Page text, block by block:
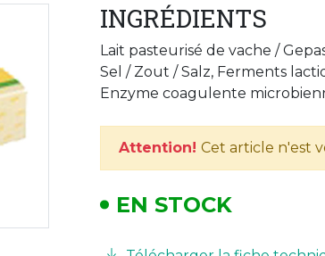
INGRÉDIENTS
Lait pasteurisé de vache /
Sel / Zout / Salz, Ferments
Enzyme coagulente
Attention!Cet article n'est
EN STOCK